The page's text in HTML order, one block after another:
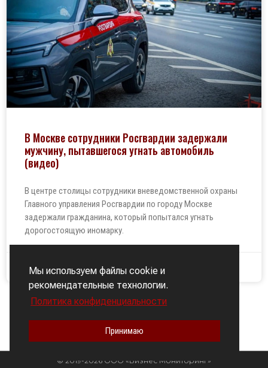
Мы используем файлы cookie и
рекомендательные технологии.
Политика конфиденциальности
Принимаю
В Москве сотрудники Росгвардии задержали
мужчину, пытавшегося угнать автомобиль
(видео)
В центре столицы сотрудники вневедомственной охраны
Главного управления Росгвардии по городу Москве
задержали гражданина, который попытался угнать
дорогостоящую иномарку.
28.04.2026
© 2019-2026 ООО «Бизнес Мониторинг»